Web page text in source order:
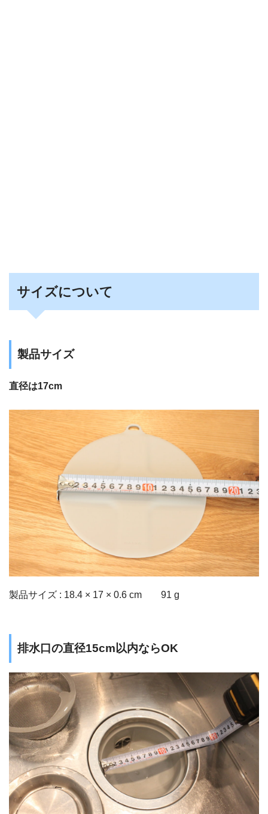
サイズについて
製品サイズ
直径は17cm
製品サイズ : 18.4 × 17 × 0.6 cm 91 g
排水口の直径15cm以内ならOK